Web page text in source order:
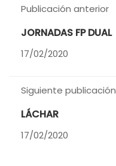
Publicación anterior
JORNADAS FP DUAL
17/02/2020
Siguiente publicación
LÁCHAR
17/02/2020